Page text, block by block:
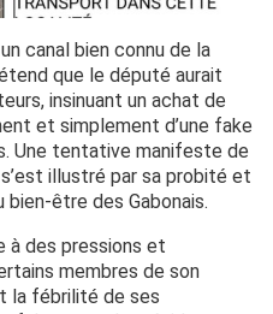
canal bien connu de la
que le député aurait
insinuant un achat de
et simplement d’une fake
Une tentative manifeste de
s’est illustré par sa probité et
être des Gabonais.
des pressions et
membres de son
la fébrilité de ses